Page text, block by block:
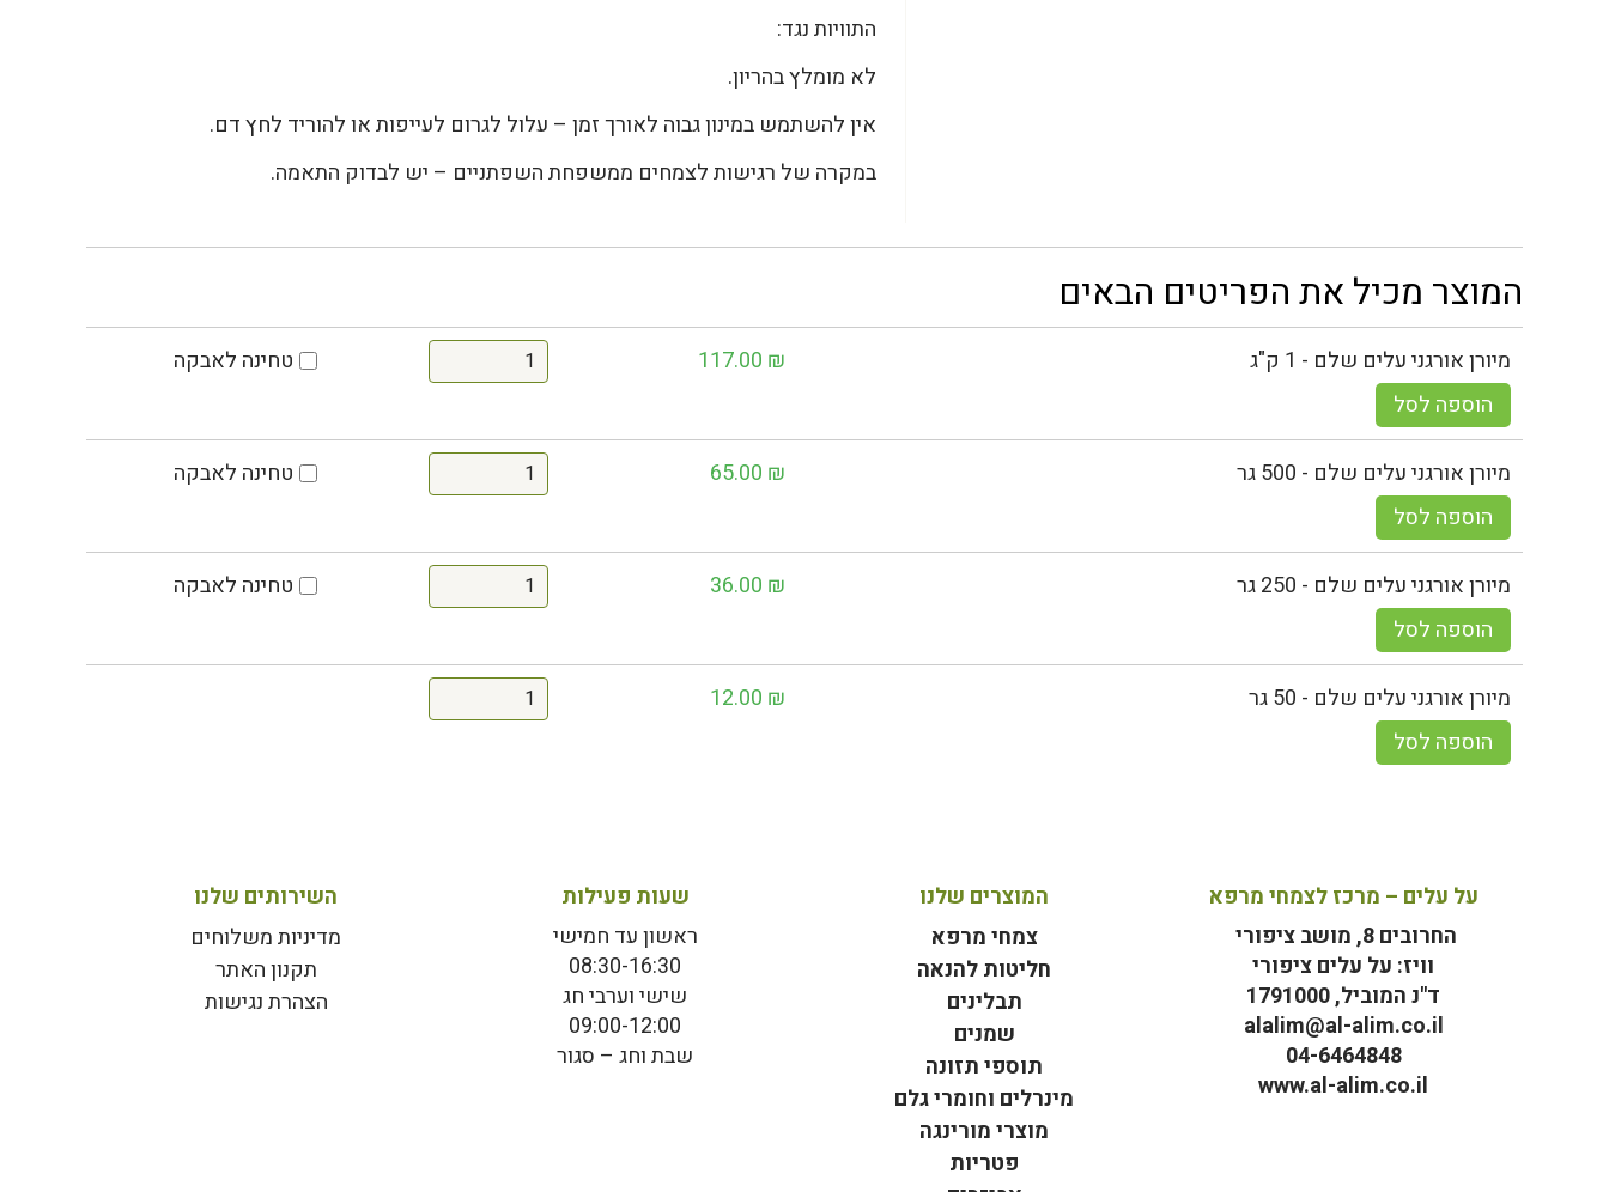
התוויות נגד:
לא מומלץ בהריון.
אין להשתמש במינון גבוה לאורך זמן – עלול לגרום לעייפות או להוריד לחץ דם.
במקרה של רגישות לצמחים ממשפחת השפתניים – יש לבדוק התאמה.
המוצר מכיל את הפריטים הבאים
מיורן אורגני עלים שלם - 1 ק"ג 117.00 ₪
טחינה לאבקה
הוספה לסל
מיורן אורגני עלים שלם - 500 גר 65.00 ₪
טחינה לאבקה
הוספה לסל
מיורן אורגני עלים שלם - 250 גר 36.00 ₪
טחינה לאבקה
הוספה לסל
מיורן אורגני עלים שלם - 50 גר 12.00 ₪
הוספה לסל
על עלים – מרכז לצמחי מרפא
החרובים 8, מושב ציפורי
וויז: על עלים ציפורי
ד"נ המוביל, 1791000
alalim@al-alim.co.il
04-6464848
www.al-alim.co.il
המוצרים שלנו
צמחי מרפא
חליטות להנאה
תבלינים
שמנים
תוספי תזונה
מינרלים וחומרי גלם
מוצרי מורינגה
פטריות
שעות פעילות
ראשון עד חמישי
08:30-16:30
שישי וערבי חג
09:00-12:00
שבת וחג – סגור
השירותים שלנו
מדיניות משלוחים
תקנון האתר
הצהרת נגישות